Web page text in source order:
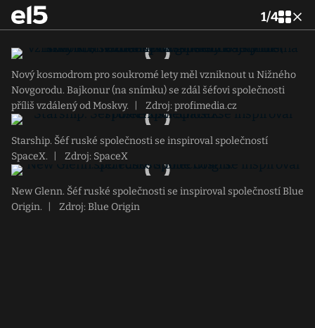
1/4
Nový kosmodrom pro soukromé lety měl vzniknout u Nižného
Novgorodu. Bajkonur (na snímku) se zdál šéfovi společnosti
příliš vzdálený od Moskvy.
Zdroj: profimedia.cz
Starship. Šéf ruské společnosti se inspiroval společností
SpaceX.
Zdroj: SpaceX
New Glenn. Šéf ruské společnosti se inspiroval společností Blue
Origin.
Zdroj: Blue Origin